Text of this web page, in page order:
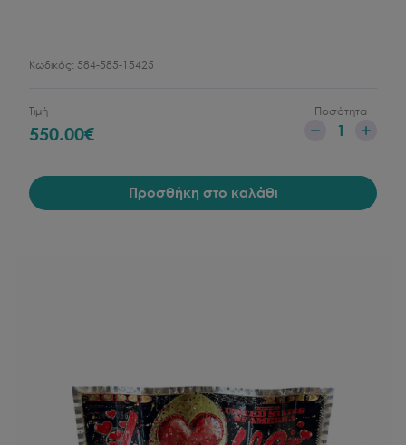
Κωδικός: 584-585-15425
Τιμή
550.00€
Ποσότητα
1
Προσθήκη στο καλάθι